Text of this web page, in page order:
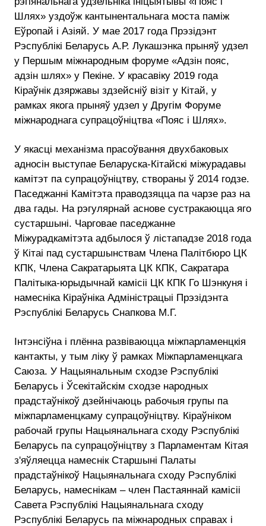
Шлях» уздоўж кантынентальнага моста паміж
Еўропай і Азіяй. У мае 2017 года Прэзідэнт
Рэспублікі Беларусь А.Р. Лукашэнка прыняў удзел
у Першым міжнародным форуме «Адзін пояс,
адзін шлях» у Пекіне. У красавіку 2019 года
Кіраўнік дзяржавы здзейсніў візіт у Кітай, у
рамках якога прыняў удзел у Другім Форуме
міжнароднага супрацоўніцтва «Пояс і Шлях».
У якасці механізма прасоўвання двухбаковых
адносін выступае Беларуска-Кітайскі міжурадавы
камітэт па супрацоўніцтву, створаны ў 2014 годзе.
Паседжанні Камітэта праводзяцца па чарзе раз на
два гады. На рэгулярнай аснове сустракаюцца яго
сустаршыні. Чарговае паседжанне
Міжурадкамітэта адбылося ў лістападзе 2018 года
ў Кітаі пад сустаршынствам Члена Палітбюро ЦК
КПК, Члена Сакратарыята ЦК КПК, Сакратара
Палітыка-юрыдычнай камісіі ЦК КПК Го Шэнкуня і
намесніка Кіраўніка Адміністрацыі Прэзідэнта
Рэспублікі Беларусь Снапкова М.Г.
Інтэнсіўна і плённа развіваюцца міжпарламенцкія
кантакты, у тым ліку ў рамках Міжпарламенцкага
Саюза. У Нацыянальным сходзе Рэспублікі
Беларусь і Ўсекітайскім сходзе народных
прадстаўнікоў дзейнічаюць рабочыя групы па
міжпарламенцкаму супрацоўніцтву. Кіраўніком
рабочай групы Нацыянальнага сходу Рэспублікі
Беларусь па супрацоўніцтву з Парламентам Кітая
з'яўляецца намеснік Старшыні Палаты
прадстаўнікоў Нацыянальнага сходу Рэспублікі
Беларусь, намеснікам – член Пастаяннай камісіі
Савета Рэспублікі Нацыянальнага сходу
Рэспублікі Беларусь па міжнародных справах і